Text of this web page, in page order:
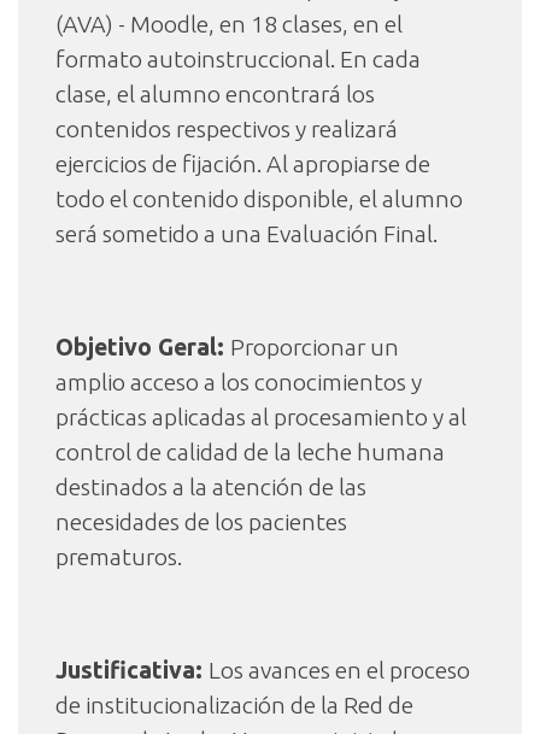
(AVA) - Moodle, en 18 clases, en el
formato autoinstruccional. En cada
clase, el alumno encontrará los
contenidos respectivos y realizará
ejercicios de fijación. Al apropiarse de
todo el contenido disponible, el alumno
será sometido a una Evaluación Final.
Objetivo Geral: Proporcionar un
amplio acceso a los conocimientos y
prácticas aplicadas al procesamiento y al
control de calidad de la leche humana
destinados a la atención de las
necesidades de los pacientes
prematuros.
Justificativa: Los avances en el proceso
de institucionalización de la Red de